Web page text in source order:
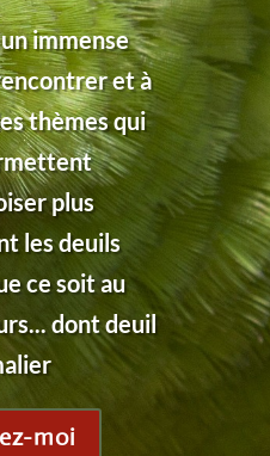
immense
et à
thèmes qui
plus
les deuils
ce soit au
dont deuil
moi